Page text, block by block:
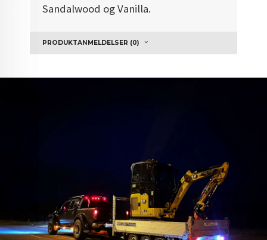
Sandalwood og Vanilla.
PRODUKTANMELDELSER (0)